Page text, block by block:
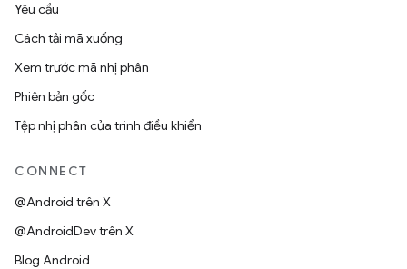
Yêu cầu
Cách tải mã xuống
Xem trước mã nhị phân
Phiên bản gốc
Tệp nhị phân của trình điều khiển
CONNECT
@Android trên X
@AndroidDev trên X
Blog Android